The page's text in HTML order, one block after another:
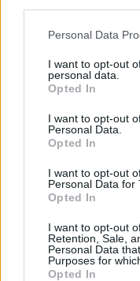
Personal Data
I want to opt-out
personal data.
Opted In
I want to opt-out
Personal Data.
Opted In
I want to opt-out
Personal Data for
Opted In
I want to opt-out
Retention, Sale,
Personal Data
Purposes for
Opted In